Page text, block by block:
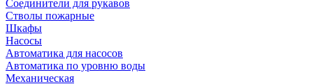
Соединители для рукавов
Стволы пожарные
Шкафы
Насосы
Автоматика для насосов
Автоматика по уровню воды
Механическая